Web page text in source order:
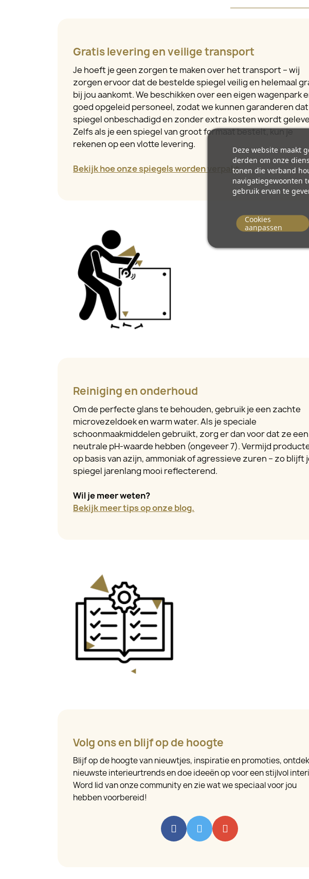
Gratis levering en veilige transport
Je hoeft je geen zorgen te maken over het transport – wij
zorgen ervoor dat de bestelde spiegel veilig en helemaal
bij jou aankomt. We beschikken over een eigen wagenpark
goed opgeleid personeel, zodat we kunnen garanderen
spiegel onbeschadigd en zonder extra kosten wordt
Zelfs als je een spiegel van groot formaat bestelt, kun je
rekenen op een vlotte levering.
Bekijk hoe onze spiegels worden verpakt.
Reiniging en onderhoud
Om de perfecte glans te behouden, gebruik je een zachte
microvezeldoek en warm water. Als je speciale
schoonmaakmiddelen gebruikt, zorg er dan voor dat ze een
neutrale pH-waarde hebben (ongeveer 7). Vermijd
op basis van azijn, ammoniak of agressieve zuren – zo blijft
spiegel jarenlang mooi reflecterend.
Wil je meer weten?
Bekijk meer tips op onze blog.
Volg ons en blijf op de hoogte
Blijf op de hoogte van nieuwtjes, inspiratie en promoties,
nieuwste interieurtrends en doe ideeën op voor een stijlvol
Word lid van onze community en zie wat we speciaal voor jou
hebben voorbereid!
Deze website maakt
derden om onze
tonen die verband
navigatiegewoonten
gebruik ervan te
Cookies
aanpassen